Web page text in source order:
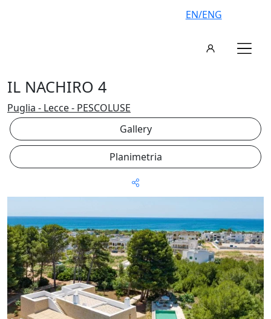
EN/ENG
IL NACHIRO 4
Puglia - Lecce - PESCOLUSE
Gallery
Planimetria